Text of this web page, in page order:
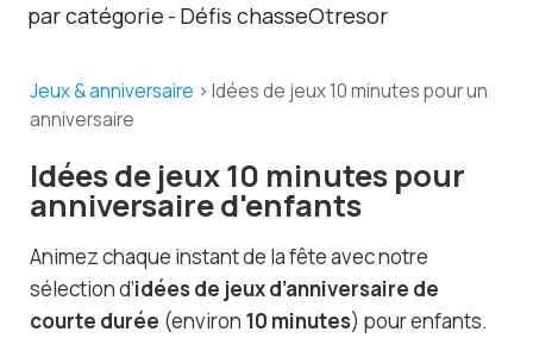
par catégorie - Défis chasseOtresor
Jeux & anniversaire > Idées de jeux 10 minutes pour un
anniversaire
Idées de jeux 10 minutes pour
anniversaire d'enfants
Animez chaque instant de la fête avec notre
sélection d’idées de jeux d’anniversaire de
courte durée (environ 10 minutes) pour enfants.